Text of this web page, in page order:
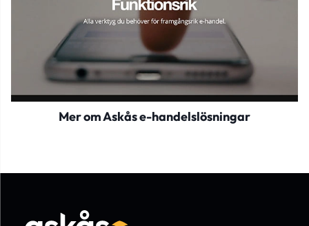
Mer om Askås e-handelslösningar